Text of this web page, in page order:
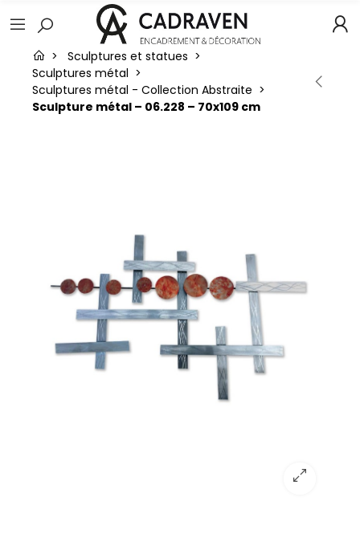
Sculptures et statues
Sculptures métal
Sculptures métal - Collection Abstraite
Sculpture métal – 06.228 – 70x109 cm